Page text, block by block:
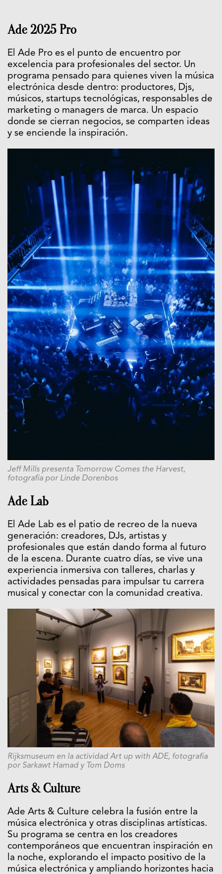
Ade 2025 Pro
El Ade Pro es el punto de encuentro por
excelencia para profesionales del sector. Un
programa pensado para quienes viven la música
electrónica desde dentro: productores, Djs,
músicos, startups tecnológicas, responsables de
marketing o managers de marca. Un espacio
donde se cierran negocios, se comparten ideas
y se enciende la inspiración.
Jeff Mills presenta Tomorrow Comes the Harvest,
fotografía por Linde Dorenbos
Ade Lab
El Ade Lab es el patio de recreo de la nueva
generación: creadores, DJs, artistas y
profesionales que están dando forma al futuro
de la escena. Durante cuatro días, se vive una
experiencia inmersiva con talleres, charlas y
actividades pensadas para impulsar tu carrera
musical y conectar con la comunidad creativa.
Rijksmuseum en la actividad Art up with ADE, fotografía
por Sarkawt Hamad y Tom Doms
Arts & Culture
Ade Arts & Culture celebra la fusión entre la
música electrónica y otras disciplinas artísticas.
Su programa se centra en los creadores
contemporáneos que encuentran inspiración en
la noche, explorando el impacto positivo de la
música electrónica y ampliando horizontes hacia